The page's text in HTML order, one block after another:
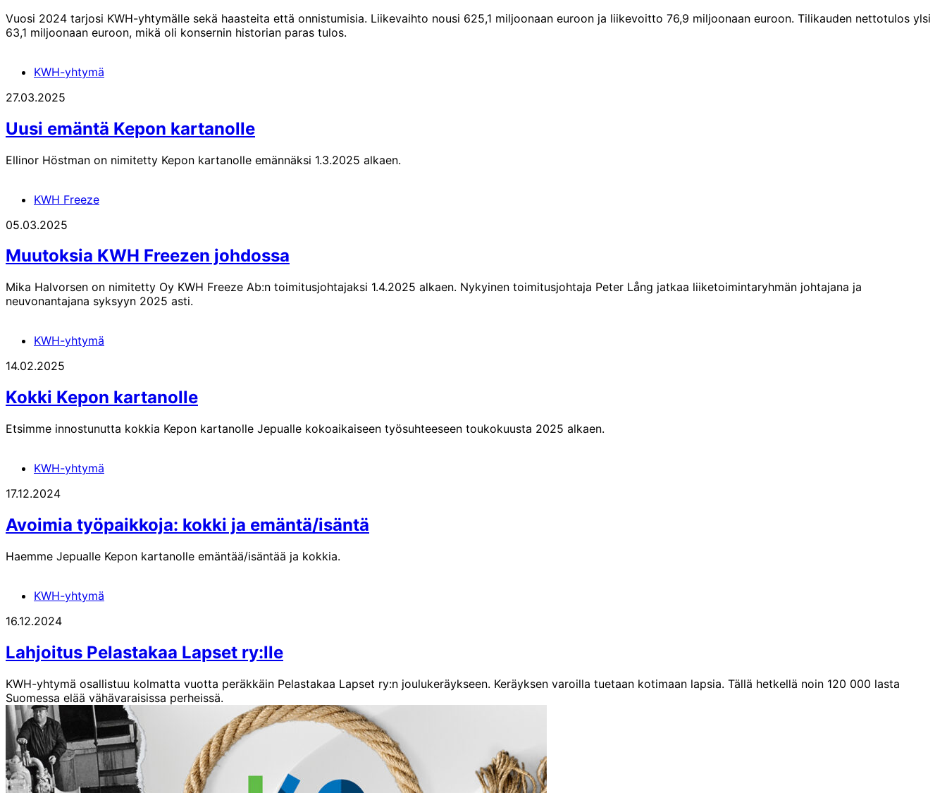
Vuosi 2024 tarjosi KWH-yhtymälle sekä haasteita että onnistumisia. Liikevaihto nousi 625,1 miljoonaan euroon ja liikevoitto 76,9 miljoonaan euroon. Tilikauden nettotulos ylsi
63,1 miljoonaan euroon, mikä oli konsernin historian paras tulos.
KWH-yhtymä
27.03.2025
Uusi emäntä Kepon kartanolle
Ellinor Höstman on nimitetty Kepon kartanolle emännäksi 1.3.2025 alkaen.
KWH Freeze
05.03.2025
Muutoksia KWH Freezen johdossa
Mika Halvorsen on nimitetty Oy KWH Freeze Ab:n toimitusjohtajaksi 1.4.2025 alkaen. Nykyinen toimitusjohtaja Peter Lång jatkaa liiketoimintaryhmän johtajana ja
neuvonantajana syksyyn 2025 asti.
KWH-yhtymä
14.02.2025
Kokki Kepon kartanolle
Etsimme innostunutta kokkia Kepon kartanolle Jepualle kokoaikaiseen työsuhteeseen toukokuusta 2025 alkaen.
KWH-yhtymä
17.12.2024
Avoimia työpaikkoja: kokki ja emäntä/isäntä
Haemme Jepualle Kepon kartanolle emäntää/isäntää ja kokkia.
KWH-yhtymä
16.12.2024
Lahjoitus Pelastakaa Lapset ry:lle
KWH-yhtymä osallistuu kolmatta vuotta peräkkäin Pelastakaa Lapset ry:n joulukeräykseen. Keräyksen varoilla tuetaan kotimaan lapsia. Tällä hetkellä noin 120 000 lasta
Suomessa elää vähävaraisissa perheissä.